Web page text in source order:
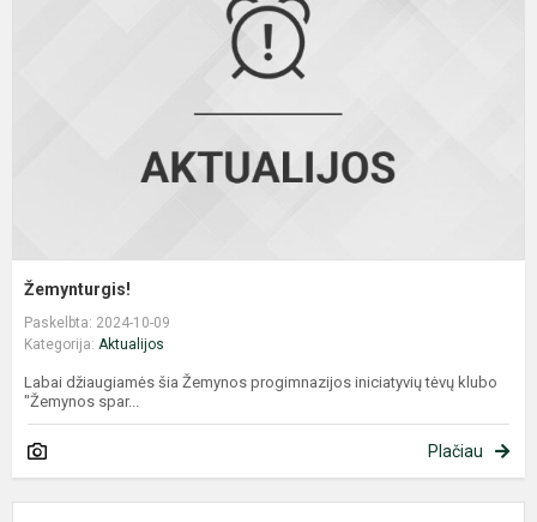
Žemynturgis!
Paskelbta: 2024-10-09
Kategorija: Aktualijos
Labai džiaugiamės šia Žemynos progimnazijos iniciatyvių tėvų klubo
"Žemynos spar...
Plačiau